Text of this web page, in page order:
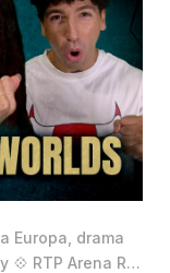
Europa, drama
RTP Arena Rift